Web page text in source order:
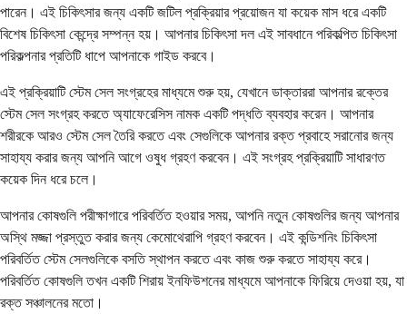
পারেন। এই চিকিৎসার জন্য একটি জটিল প্রক্রিয়ার প্রয়োজন যা কয়েক মাস ধরে একটি
বিশেষ চিকিৎসা কেন্দ্রে সম্পন্ন হয়। আপনার চিকিৎসা দল এই সাবধানে পরিকল্পিত চিকিৎসা
পরিকল্পনার প্রতিটি ধাপে আপনাকে গাইড করবে।
এই প্রক্রিয়াটি স্টেম সেল সংগ্রহের মাধ্যমে শুরু হয়, যেখানে ডাক্তাররা আপনার রক্তের
স্টেম সেল সংগ্রহ করতে অ্যাফেরেসিস নামক একটি পদ্ধতি ব্যবহার করেন। আপনার
শরীরকে আরও স্টেম সেল তৈরি করতে এবং সেগুলিকে আপনার রক্ত ​​প্রবাহে সরানোর জন্য
সাহায্য করার জন্য আপনি আগে ওষুধ গ্রহণ করবেন। এই সংগ্রহ প্রক্রিয়াটি সাধারণত
কয়েক দিন ধরে চলে।
আপনার কোষগুলি পরীক্ষাগারে পরিবর্তিত হওয়ার সময়, আপনি নতুন কোষগুলির জন্য আপনার
অস্থি মজ্জা প্রস্তুত করার জন্য কেমোথেরাপি গ্রহণ করবেন। এই কন্ডিশনিং চিকিৎসা
পরিবর্তিত স্টেম সেলগুলিকে বসতি স্থাপন করতে এবং কাজ শুরু করতে সাহায্য করে।
পরিবর্তিত কোষগুলি তখন একটি শিরায় ইনফিউশনের মাধ্যমে আপনাকে ফিরিয়ে দেওয়া হয়, যা
রক্ত ​​সঞ্চালনের মতো।